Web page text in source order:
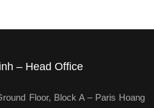
– Head Office
Floor, Block A – Paris Hoang